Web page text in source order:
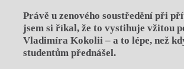
Právě u zenového soustředění při
jsem si říkal, že to vystihuje vžitou
Vladimíra Kokolii – a to lépe, než
studentům přednášel.